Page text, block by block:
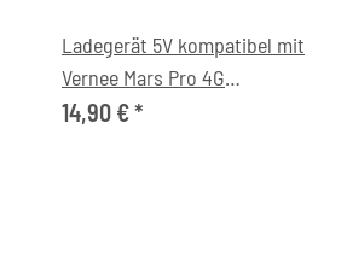
Ladegerät 5V kompatibel mit
Vernee Mars Pro 4G
Smartphone
14,90 €*